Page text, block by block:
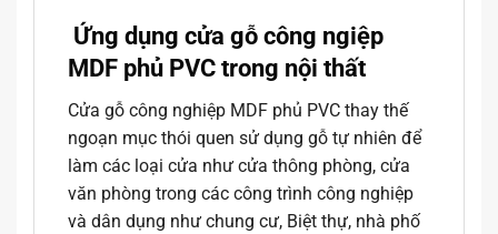
Ứng dụng cửa gỗ công ngiệp
MDF phủ PVC trong nội thất
Cửa gỗ công nghiệp MDF phủ PVC thay thế
ngoạn mục thói quen sử dụng gỗ tự nhiên để
làm các loại cửa như cửa thông phòng, cửa
văn phòng trong các công trình công nghiệp
và dân dụng như chung cư, Biệt thự, nhà phố